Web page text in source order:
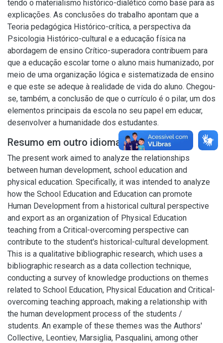
tendo o materialismo histórico-dialético como base para as
explicações. As conclusões do trabalho apontam que a
Teoria pedagógica Histórico-crítica, a perspectiva da
Psicologia Histórico-cultural e a educação física na
abordagem de ensino Crítico-superadora contribuem para
que a educação escolar torne o aluno mais humanizado, por
meio de uma organização lógica e sistematizada de ensino
e que este se adeque à realidade de vida do aluno. Chegou-
se, também, a conclusão de que o currículo é o pilar, um dos
elementos principais da escola no seu papel em educar,
desenvolver a humanidade dos estudantes.
Resumo em outro idioma
The present work aimed to analyze the relationships
between human development, school education and
physical education. Specifically, it was intended to analyze
how the School Education and Education can promote
Human Development from a historical cultural perspective
and export as an organization of Physical Education
teaching from a Critical-overcoming perspective can
contribute to the student's historical-cultural development.
This is a qualitative bibliographic research, which uses a
bibliographic research as a data collection technique,
conducting a survey of knowledge productions on themes
related to School Education, Physical Education and Critical-
overcoming teaching approach, making a relationship with
the human development process of the students /
students. An example of these themes was the Authors'
Collective, Leontiev, Marsiglia, Pasqualini, among other